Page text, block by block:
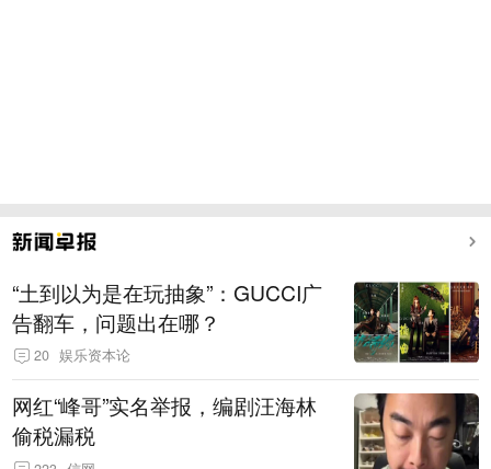
“土到以为是在玩抽象”：GUCCI广
告翻车，问题出在哪？
20 娱乐资本论
网红“峰哥”实名举报，编剧汪海林
偷税漏税